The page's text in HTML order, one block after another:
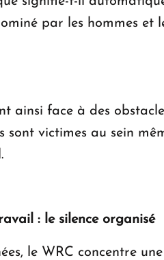
par les hommes et
ainsi face à des
sont victimes au sein
: le silence organisé
le WRC concentre